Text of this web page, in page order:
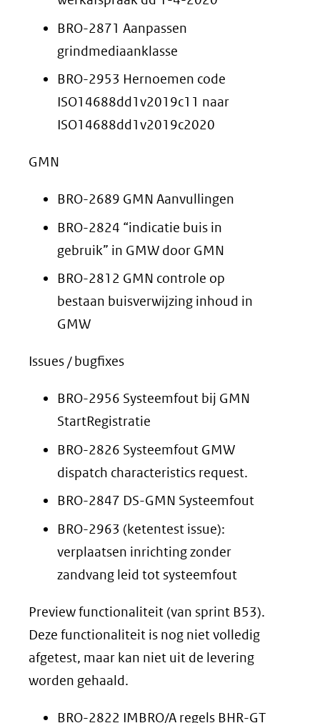
BRO-2871 Aanpassen
grindmediaanklasse
BRO-2953 Hernoemen code
ISO14688dd1v2019c11 naar
ISO14688dd1v2019c2020
GMN
BRO-2689 GMN Aanvullingen
BRO-2824 “indicatie buis in
gebruik” in GMW door GMN
BRO-2812 GMN controle op
bestaan buisverwijzing inhoud in
GMW
Issues / bugfixes
BRO-2956 Systeemfout bij GMN
StartRegistratie
BRO-2826 Systeemfout GMW
dispatch characteristics request.
BRO-2847 DS-GMN Systeemfout
BRO-2963 (ketentest issue):
verplaatsen inrichting zonder
zandvang leid tot systeemfout
Preview functionaliteit (van sprint B53).
Deze functionaliteit is nog niet volledig
afgetest, maar kan niet uit de levering
worden gehaald.
BRO-2822 IMBRO/A regels BHR-GT